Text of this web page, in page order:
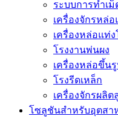
ระบบการทำเม็
เครื่องจักรหล่อ
เครื่องหล่อแท่
โรงงานพ่นผง
เครื่องหล่อขึ้น
โรงรีดเหล็ก
เครื่องจักรผลิ
โซลูชันสำหรับอุตสา